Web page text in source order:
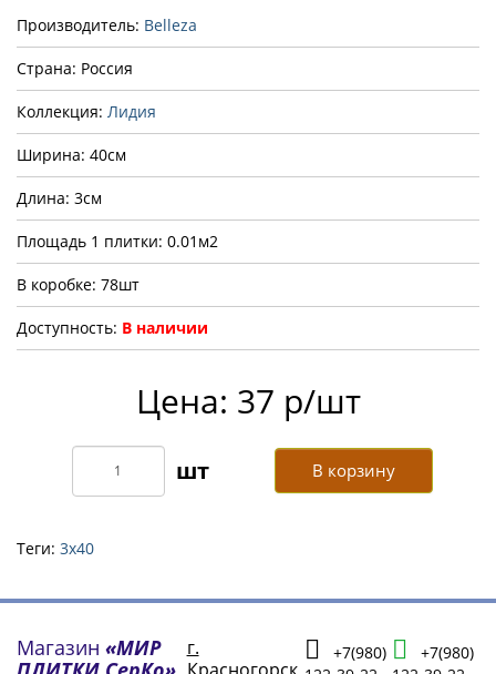
Производитель: Belleza
Страна: Россия
Коллекция: Лидия
Ширина: 40см
Длина: 3см
Площадь 1 плитки: 0.01м2
В коробке: 78шт
Доступность: В наличии
Цена: 37 р/шт
В корзину
Теги: 3х40
Магазин «МИР
г.
Красногорск
+7(980)
+7(980)